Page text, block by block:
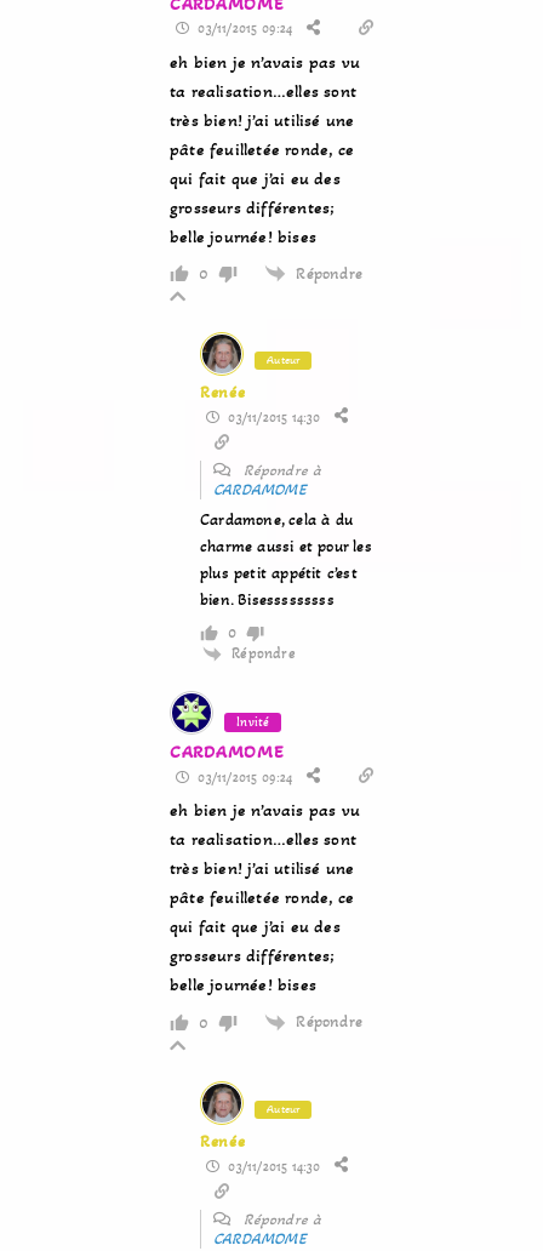
03/11/2015 09:24
eh bien je n’avais pas vu
ta realisation…elles sont
très bien! j’ai utilisé une
pâte feuilletée ronde, ce
qui fait que j’ai eu des
grosseurs différentes;
belle journée! bises
0 Répondre
Auteur
Renée
03/11/2015 14:30
Répondre à
CARDAMOME
Cardamone, cela à du
charme aussi et pour les
plus petit appétit c’est
bien. Bisesssssssss
0
Répondre
Invité
CARDAMOME
03/11/2015 09:24
eh bien je n’avais pas vu
ta realisation…elles sont
très bien! j’ai utilisé une
pâte feuilletée ronde, ce
qui fait que j’ai eu des
grosseurs différentes;
belle journée! bises
0 Répondre
Auteur
Renée
03/11/2015 14:30
Répondre à
CARDAMOME